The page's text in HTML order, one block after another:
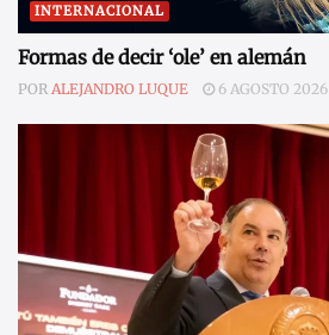
INTERNACIONAL
Formas de decir ‘ole’ en alemán
POR ALEJANDRO LUQUE 6 AGOSTO 2026